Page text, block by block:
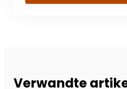
Verwandte